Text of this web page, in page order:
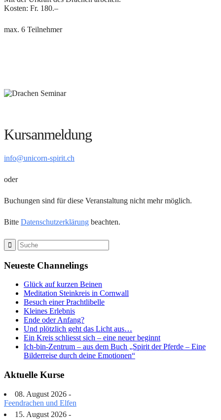
Kosten: Fr. 180.–
max. 6 Teilnehmer
Kursanmeldung
info@unicorn-spirit.ch
oder
Buchungen sind für diese Veranstaltung nicht mehr möglich.
Bitte Datenschutzerklärung beachten.
Neueste Channelings
Glück auf kurzen Beinen
Meditation Steinkreis in Cornwall
Besuch einer Prachtlibelle
Kleines Erlebnis
Ende oder Anfang?
Und plötzlich geht das Licht aus…
Ein Kreis schliesst sich – eine neuer beginnt
Ich-bin-Zentrum – aus dem Buch „Spirit der Pferde – Eine
Bilderreise durch deine Emotionen“
Aktuelle Kurse
08. August 2026 -
Feendrachen und Elfen
15. August 2026 -